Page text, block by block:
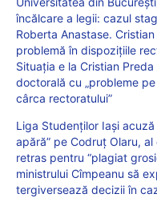
încălcare a legii: cazul
Roberta Anastase.
problemă în dispozițiile
Situația e la Cristian Preda
doctorală cu „probleme
cârca rectoratului”
Liga Studenților Iași
apără” pe Codruț Olaru,
retras pentru “plagiat
ministrului Cîmpeanu să
tergiversează decizii în